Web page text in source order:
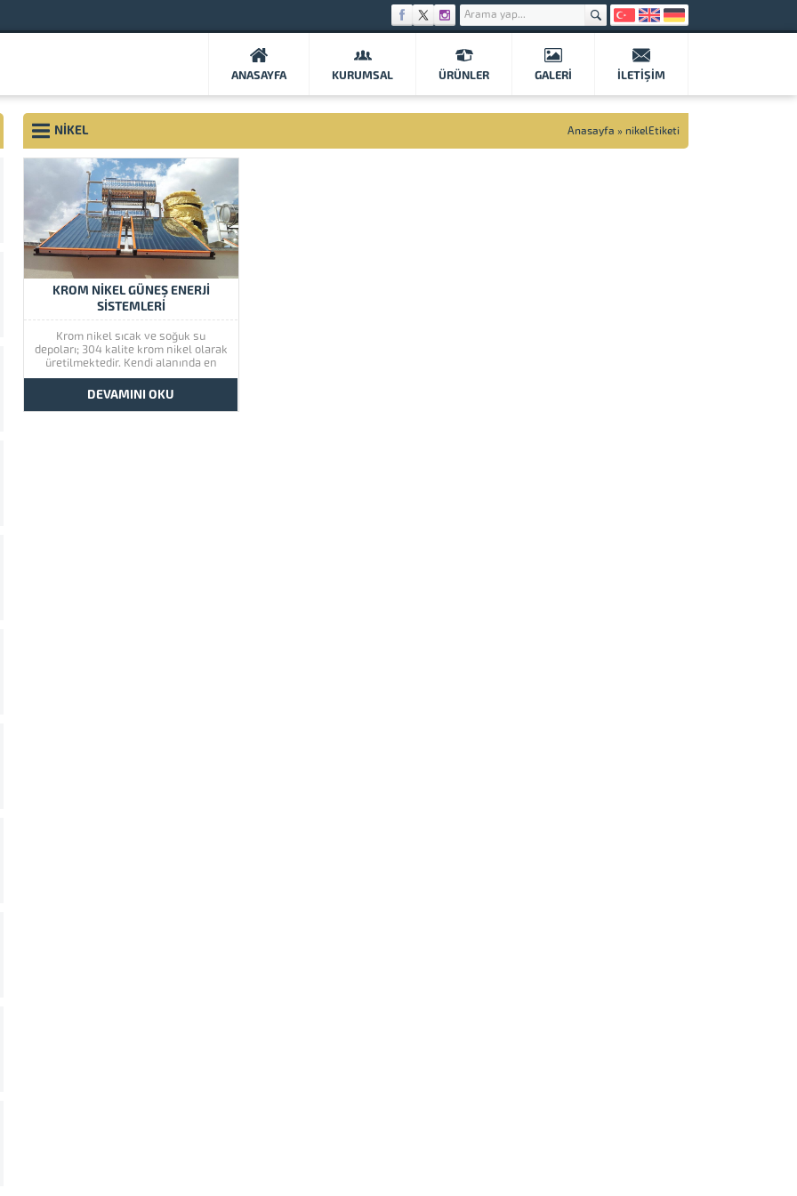
ANASAYFA KURUMSAL ÜRÜNLER GALERI İLETIŞIM
NIKEL Anasayfa » nikelEtiketi
KROM NIKEL GÜNEŞ ENERJI
SISTEMLERI
Krom nikel sıcak ve soğuk su
depoları; 304 kalite krom nikel olarak
üretilmektedir. Kendi alanında en
kaliteli alaşım olarak bilinen ve
muhteviyatında demir alışımı
olmayan, mıknatıs tutmayan 304
kalite krom nikel depolarımız granit
DEVAMINI OKU